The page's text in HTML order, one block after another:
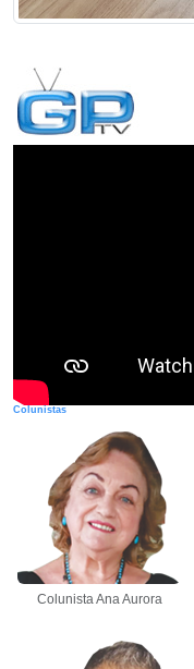
Colunistas
Colunista Ana Aurora